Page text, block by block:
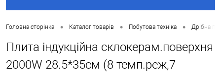
Головна сторінка • Каталог товарів • Побутова техніка • Дрібна
Плита індукційна склокерам.поверхня
2000W 28.5*35см (8 темп.реж,7